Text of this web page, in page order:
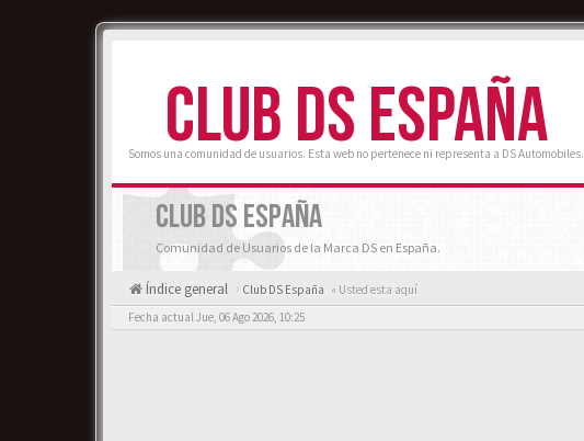
CLUB DS ESPAÑA
Somos una comunidad de usuarios. Esta web no pertenece ni representa a DS Automobiles.
CLUB DS ESPAÑA
Comunidad de Usuarios de la Marca DS en España.
Índice general Club DS España « Usted esta aquí
Fecha actual Jue, 06 Ago 2026, 10:25